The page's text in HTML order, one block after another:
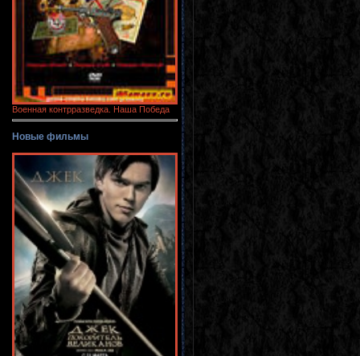
Военная контрразведка. Наша Победа
Новые фильмы